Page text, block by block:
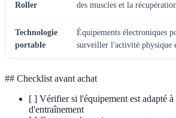
Roller
des muscles et la
Technologie
portable
Équipements électroniques
surveiller l'activité physique
## Checklist avant achat
[ ] Vérifier si l'équipement est adapté
d'entraînement